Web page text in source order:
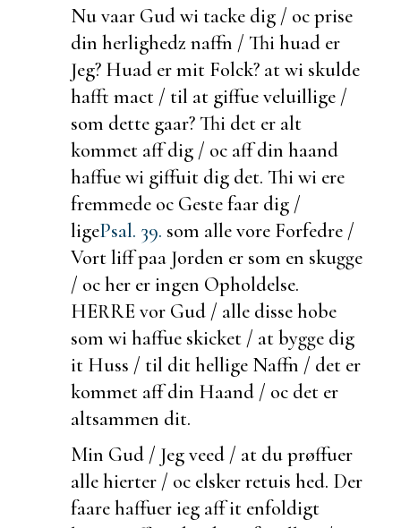
Nu vaar Gud wi tacke dig / oc prise
din herlighedz naffn / Thi huad er
Jeg? Huad er mit Folck? at wi skulde
hafft mact / til at giffue veluillige /
som dette gaar? Thi det er alt
kommet aff dig / oc aff din haand
haffue wi giffuit dig det. Thi wi ere
fremmede oc Geste faar dig /
ligePsal. 39. som alle vore Forfedre /
Vort liff paa Jorden er som en skugge
/ oc her er ingen Opholdelse.
HERRE vor Gud / alle disse hobe
som wi haffue skicket / at bygge dig
it Huss / til dit hellige Naffn / det er
kommet aff din Haand / oc det er
altsammen dit.
Min Gud / Jeg veed / at duprøffuer
alle hierter / oc elsker retuis hed. Der
faare haffuer ieg aff it enfoldigt